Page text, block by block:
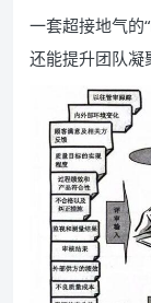
一套超接地气的
还能提升团队凝